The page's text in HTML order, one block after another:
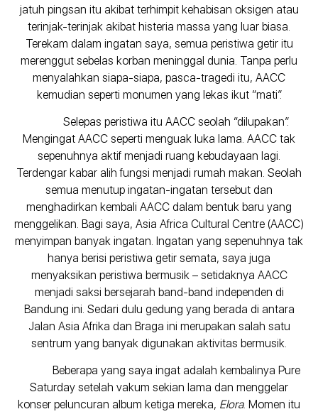
jatuh pingsan itu akibat terhimpit kehabisan oksigen atau
terinjak-terinjak akibat histeria massa yang luar biasa.
Terekam dalam ingatan saya, semua peristiwa getir itu
merenggut sebelas korban meninggal dunia. Tanpa perlu
menyalahkan siapa-siapa, pasca-tragedi itu, AACC
kemudian seperti monumen yang lekas ikut “mati”.
Selepas peristiwa itu AACC seolah “dilupakan”.
Mengingat AACC seperti menguak luka lama. AACC tak
sepenuhnya aktif menjadi ruang kebudayaan lagi.
Terdengar kabar alih fungsi menjadi rumah makan. Seolah
semua menutup ingatan-ingatan tersebut dan
menghadirkan kembali AACC dalam bentuk baru yang
menggelikan. Bagi saya, Asia Africa Cultural Centre (AACC)
menyimpan banyak ingatan. Ingatan yang sepenuhnya tak
hanya berisi peristiwa getir semata, saya juga
menyaksikan peristiwa bermusik – setidaknya AACC
menjadi saksi bersejarah band-band independen di
Bandung ini. Sedari dulu gedung yang berada di antara
Jalan Asia Afrika dan Braga ini merupakan salah satu
sentrum yang banyak digunakan aktivitas bermusik.
Beberapa yang saya ingat adalah kembalinya Pure
Saturday setelah vakum sekian lama dan menggelar
konser peluncuran album ketiga mereka, Elora. Momen itu